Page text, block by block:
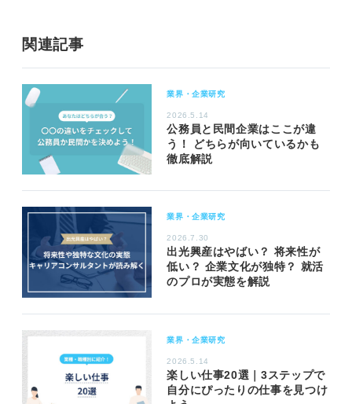
関連記事
業界・企業研究
2026.5.14
公務員と民間企業はここが違
う！ どちらが向いているかも
徹底解説
業界・企業研究
2026.7.30
出光興産はやばい？ 将来性が
低い？ 企業文化が独特？ 就活
のプロが実態を解説
業界・企業研究
2026.5.14
楽しい仕事20選｜3ステップで
自分にぴったりの仕事を見つけ